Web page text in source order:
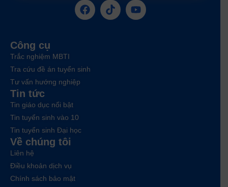
Công cụ
Trắc nghiệm MBTI
Tra cứu đề án tuyển sinh
Tư vấn hướng nghiệp
Tin tức
Tin giáo dục nổi bật
Tin tuyển sinh vào 10
Tin tuyển sinh Đại học
Về chúng tôi
Liên hệ
Điều khoản dịch vụ
Chính sách bảo mật